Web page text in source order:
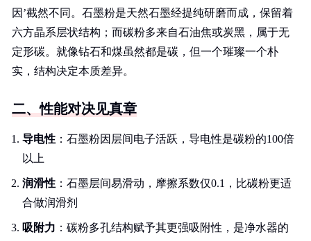
因’截然不同。石墨粉是天然石墨经提纯研磨而成，保留着
六方晶系层状结构；而碳粉多来自石油焦或炭黑，属于无
定形碳。就像钻石和煤虽然都是碳，但一个璀璨一个朴
实，结构决定本质差异。
二、性能对决见真章
导电性 ：石墨粉因层间电子活跃，导电性是碳粉的100倍
以上
润滑性 ：石墨层间易滑动，摩擦系数仅0.1，比碳粉更适
合做润滑剂
吸附力 ：碳粉多孔结构赋予其更强吸附性，是净水器的